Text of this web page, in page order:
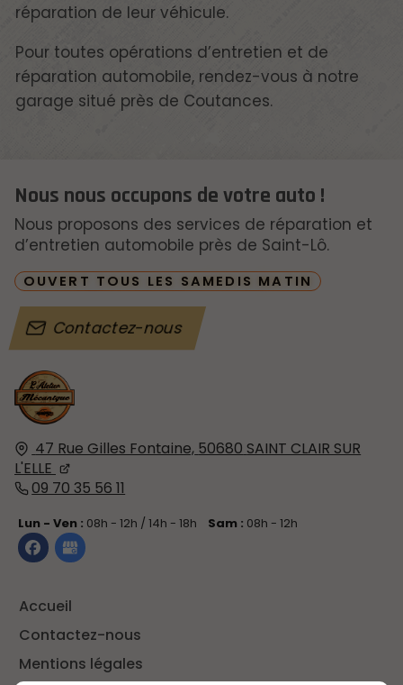
réparation de leur véhicule.
Pour toutes opérations d’entretien et de
réparation automobile, rendez-vous à notre
garage situé près de Coutances.
47 Rue Gilles Fontaine, 50680 SAINT CLAIR SUR
L'ELLE
09 70 35 56 11
Lun - Ven : 08h - 12h / 14h - 18h Sam : 08h - 12h
Accueil
Contactez-nous
Mentions légales
Nous nous occupons de votre auto !
Nous proposons des services de réparation et
d’entretien automobile près de Saint-Lô.
OUVERT TOUS LES SAMEDIS MATIN
Contactez-nous